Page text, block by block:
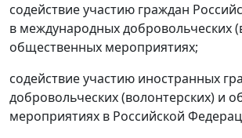
содействие участию граждан
в международных добровольческих
общественных мероприятиях;
содействие участию иностранных
добровольческих (волонтерских) и
мероприятиях в Российской